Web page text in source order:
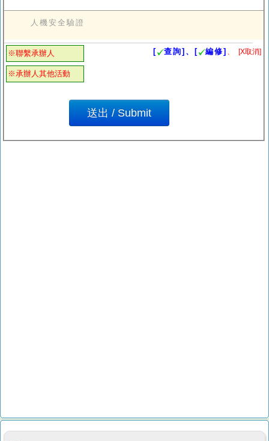
人機安全驗證
※聯繫承辦人
※承辦人其他活動
[ 查詢]、[ 編修] 、 [X取消]